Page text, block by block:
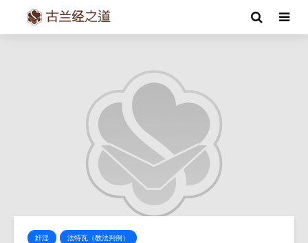
奸淫 法特瓦（教法判例）